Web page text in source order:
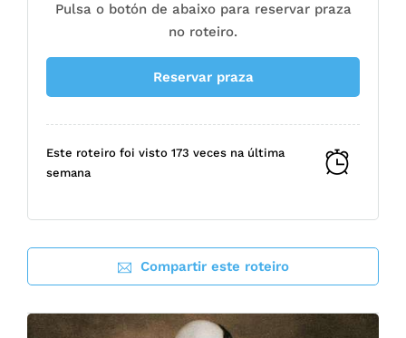
Pulsa o botón de abaixo para reservar praza
no roteiro.
Reservar praza
Este roteiro foi visto 173 veces na última
semana
Compartir este roteiro